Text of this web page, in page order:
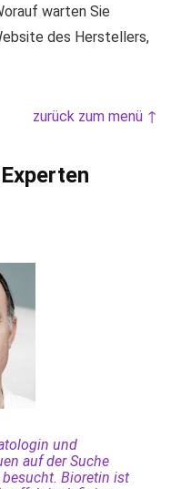
warten Sie
des Herstellers,
zurück zum menü ↑
und
auf der Suche
Bioretin ist